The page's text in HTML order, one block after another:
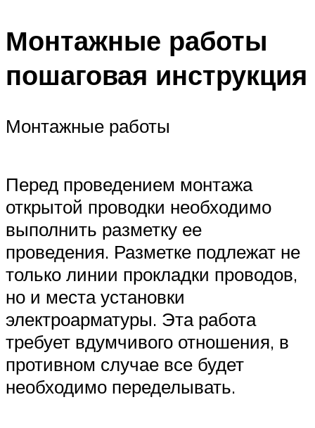
Монтажные работы
пошаговая инструкция
Монтажные работы
Перед проведением монтажа
открытой проводки необходимо
выполнить разметку ее
проведения. Разметке подлежат не
только линии прокладки проводов,
но и места установки
электроарматуры. Эта работа
требует вдумчивого отношения, в
противном случае все будет
необходимо переделывать.